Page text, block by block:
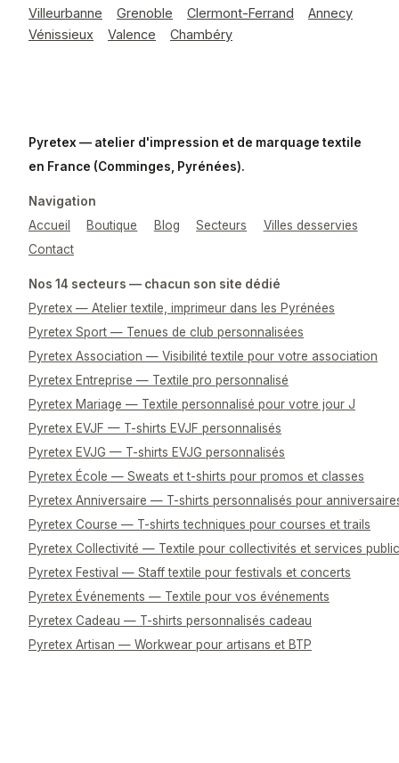
Villeurbanne
Grenoble Clermont-Ferrand
Annecy
Vénissieux
Valence Chambéry
Pyretex — atelier d'impression et de marquage textile
en France (Comminges, Pyrénées).
Navigation
Accueil
Boutique Blog Secteurs
Villes desservies
Contact
Nos 14 secteurs — chacun son site dédié
Pyretex — Atelier textile, imprimeur dans les Pyrénées
Pyretex Sport — Tenues de club personnalisées
Pyretex Association — Visibilité textile pour votre association
Pyretex Entreprise — Textile pro personnalisé
Pyretex Mariage — Textile personnalisé pour votre jour J
Pyretex EVJF — T-shirts EVJF personnalisés
Pyretex EVJG — T-shirts EVJG personnalisés
Pyretex École — Sweats et t-shirts pour promos et classes
Pyretex Anniversaire — T-shirts personnalisés pour
Pyretex Course — T-shirts techniques pour courses et trails
Pyretex Collectivité — Textile pour collectivités et services
Pyretex Festival — Staff textile pour festivals et concerts
Pyretex Événements — Textile pour vos événements
Pyretex Cadeau — T-shirts personnalisés cadeau
Pyretex Artisan — Workwear pour artisans et BTP